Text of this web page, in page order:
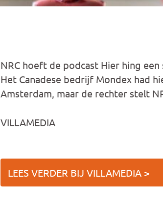
NRC hoeft de podcast Hier hing
Het Canadese bedrijf Mondex had
Amsterdam, maar de rechter stelt
VILLAMEDIA
LEES VERDER BIJ VILLAMEDIA >